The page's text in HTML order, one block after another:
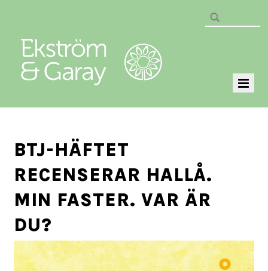
BTJ-HÄFTET
RECENSERAR HALLÅ.
MIN FASTER. VAR ÄR
DU?